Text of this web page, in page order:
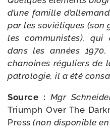
d’une famille
par les sovié­tiques (son
les com­mu­nistes), qui
dans les années
cha­noines régu­liers de
patro­lo­gie, il a été
Source : Mgr
Triumph Over The
Press (non dis­po­nible